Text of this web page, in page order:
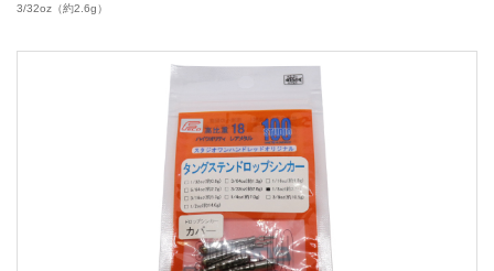
3/32oz（約2.6g）